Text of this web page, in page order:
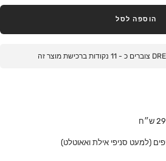
הוספה לסל
11 נקודות ברכישת מוצר זה
(למעט סניפי אילת ואאוטלט)